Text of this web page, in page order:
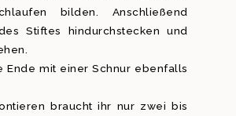
bilden. Anschließend
Stiftes hindurchstecken und
Ende mit einer Schnur ebenfalls
braucht ihr nur zwei bis